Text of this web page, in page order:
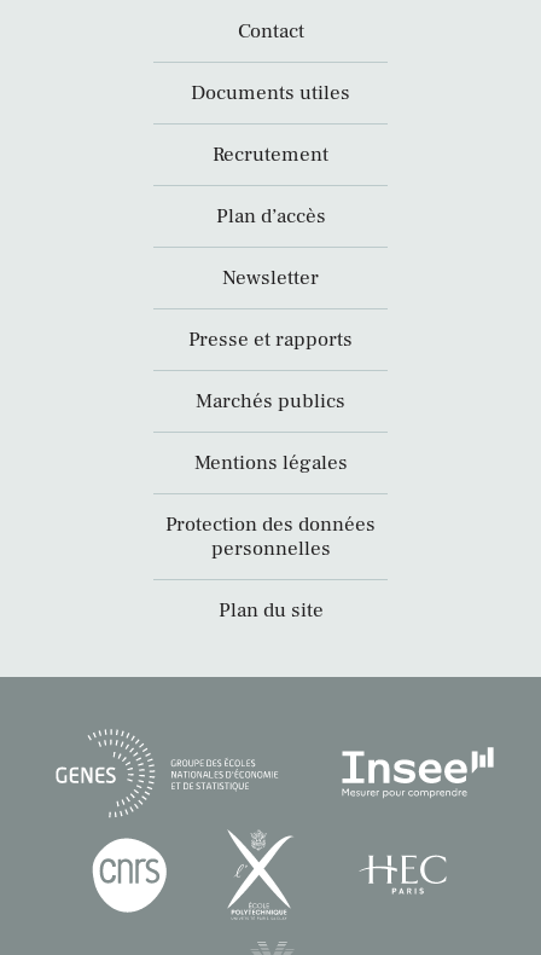
Contact
Documents utiles
Recrutement
Plan d’accès
Newsletter
Presse et rapports
Marchés publics
Mentions légales
Protection des données
personnelles
Plan du site